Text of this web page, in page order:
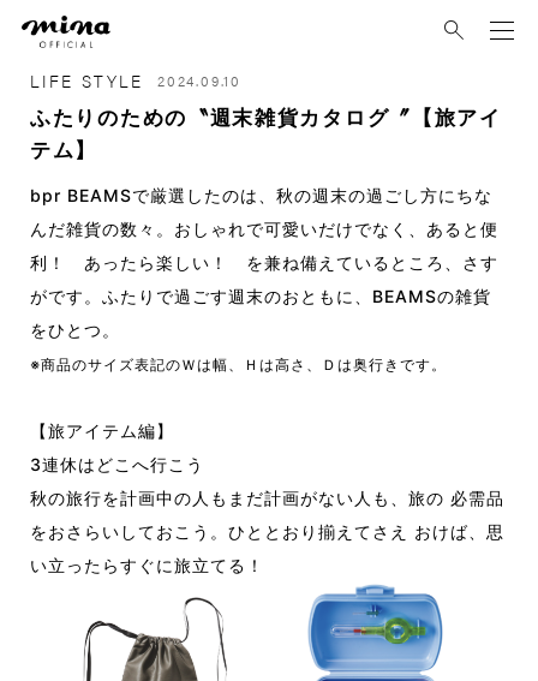
LIFE STYLE 2024.09.10
ふたりのための〝週末雑貨カタログ〞【旅アイ
テム】
bpr BEAMSで厳選したのは、秋の週末の過ごし方にちな
んだ雑貨の数々。おしゃれで可愛いだけでなく、あると便
利！ あったら楽しい！ を兼ね備えているところ、さす
がです。ふたりで過ごす週末のおともに、BEAMSの雑貨
をひとつ。
※商品のサイズ表記のＷは幅、Ｈは高さ、Ｄは奥行きです。
【旅アイテム編】
3連休はどこへ行こう
秋の旅行を計画中の人もまだ計画がない人も、旅の 必需品
をおさらいしておこう。ひととおり揃えてさえ おけば、思
い立ったらすぐに旅立てる！